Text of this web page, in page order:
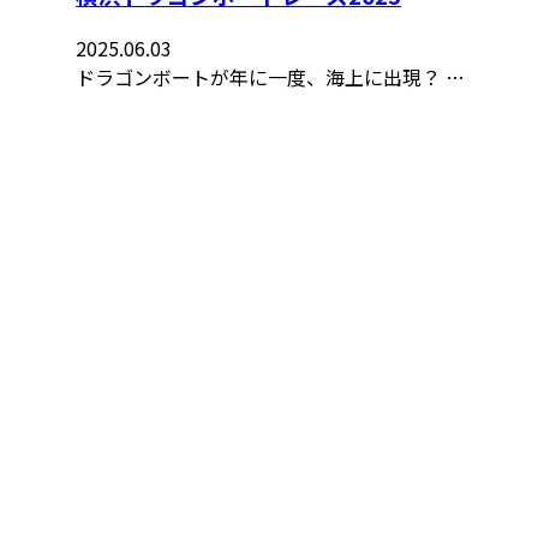
2025.06.03
ドラゴンボートが年に一度、海上に出現？ …